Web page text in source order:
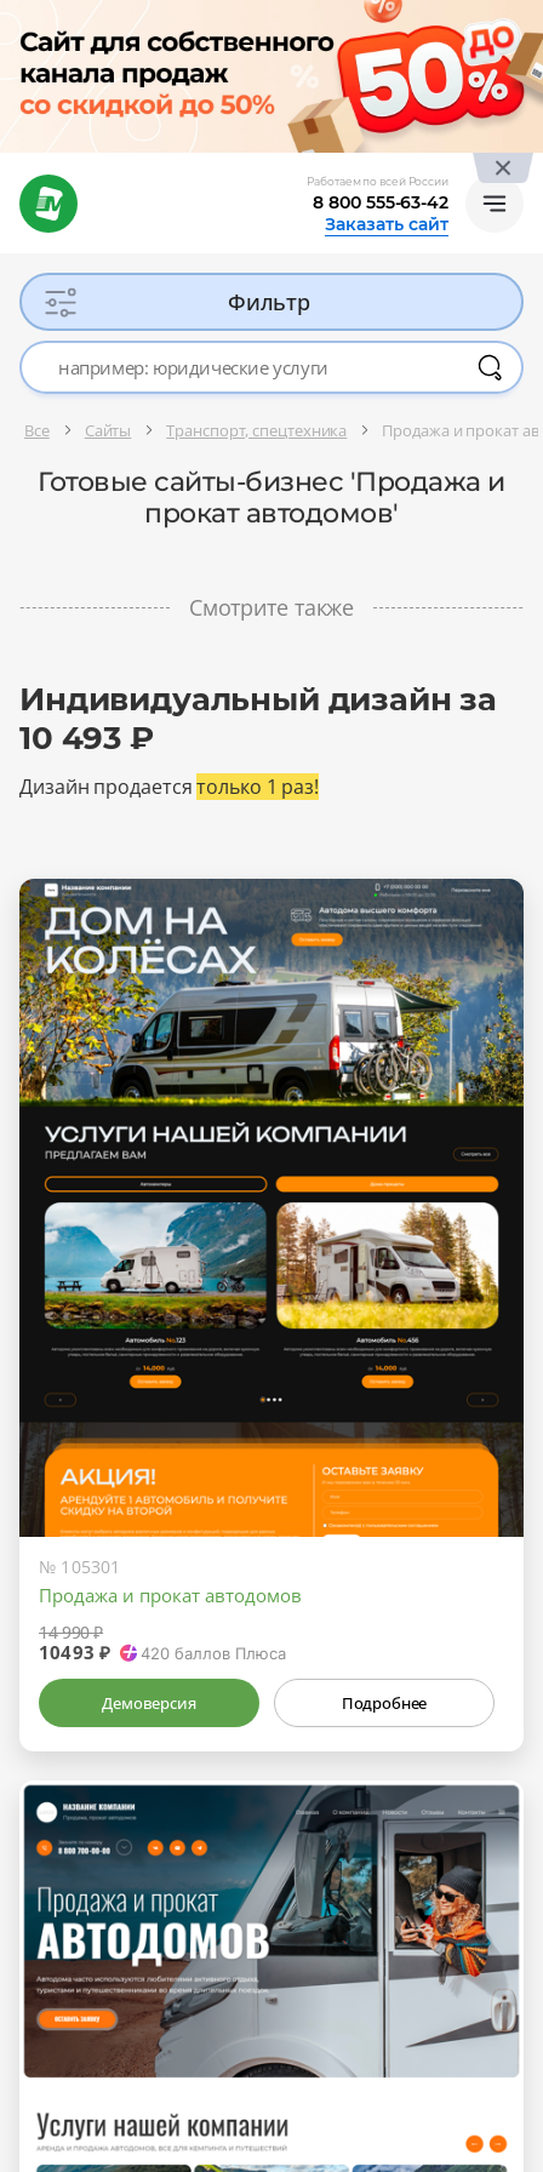
Работаем по всей России
8 800 555-63-42
Заказать сайт
Фильтр
Все Сайты Транспорт, спецтехника Продажа и прокат
Готовые сайты-бизнес 'Продажа и
прокат автодомов'
Смотрите также
Индивидуальный дизайн за
10 493 ₽
Дизайн продаетсятолько 1 раз!
№ 105301
Продажа и прокат автодомов
14 990 ₽
10493 ₽ 420 баллов Плюса
Демоверсия Подробнее